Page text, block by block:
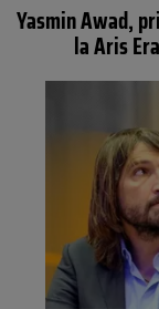
Yasmin Awad,
la Aris